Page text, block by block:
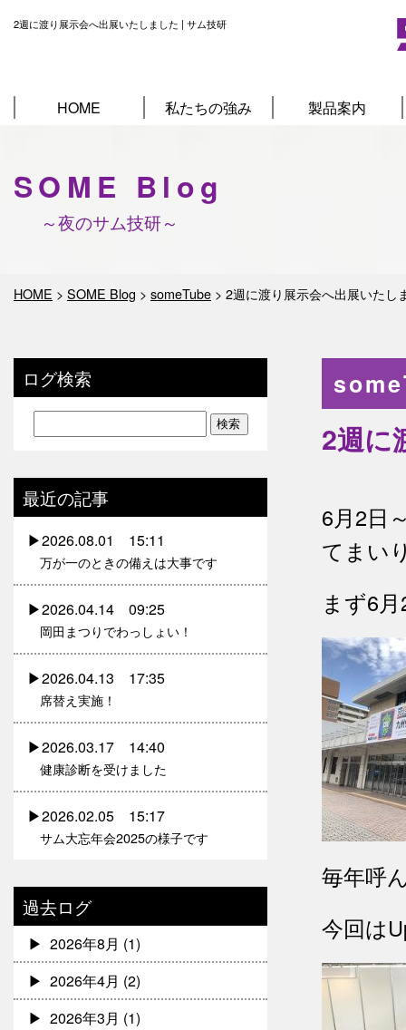
2週に渡り展示会へ出展いたしました | サム技研
HOME 私たちの強み 製品案内
SOME Blog
～夜のサム技研～
HOME > SOME Blog > someTube > 2週に渡り展示会へ出展いたし
2週に
6月2日
てまい
まず6
毎年呼
今回は
ログ検索
最近の記事
2026.08.01 15:11
万が一のときの備えは大事です
2026.04.14 09:25
岡田まつりでわっしょい！
2026.04.13 17:35
席替え実施！
2026.03.17 14:40
健康診断を受けました
2026.02.05 15:17
サム大忘年会2025の様子です
過去ログ
2026年8月 (1)
2026年4月 (2)
2026年3月 (1)